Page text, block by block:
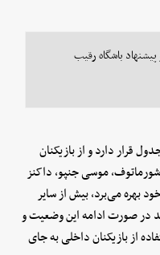
باشگاه رقیب
قرار دارد و از بازیکنان
موسی جنپو، داکنز
بهره می‌برد، بیش از سایر
در صورت ادامه این وضعیت و
از بازیکنان داخلی به جای